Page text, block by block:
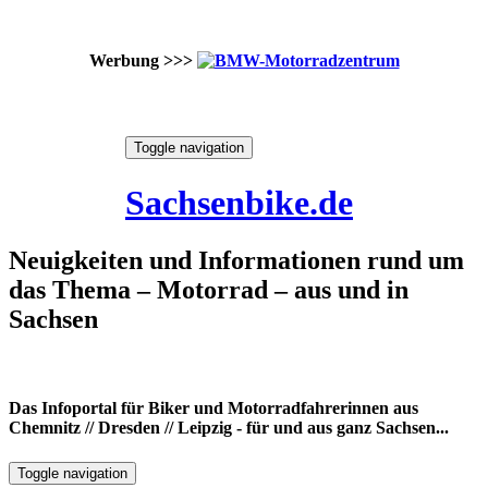
Werbung >>>
Toggle navigation
Sachsenbike.de
Neuigkeiten und Informationen rund um
das Thema – Motorrad – aus und in
Sachsen
Das Infoportal für Biker und Motorradfahrerinnen aus
Chemnitz // Dresden // Leipzig - für und aus ganz Sachsen...
Toggle navigation